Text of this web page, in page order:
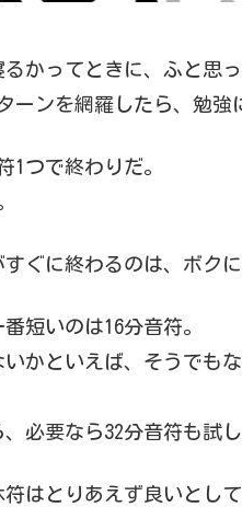
かってときに、ふと思っ
ーンを網羅したら、勉強
1つで終わりだ。
ぐに終わるのは、ボク
短いのは16分音符。
かといえば、そうでも
必要なら32分音符も試し
はとりあえず良いとし